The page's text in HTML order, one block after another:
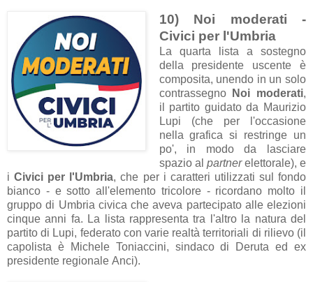
10) Noi moderati -
Civici per l'Umbria
La quarta lista a sostegno
della presidente uscente è
composita, unendo in un solo
contrassegno
Noi moderati,
il partito guidato da Maurizio
Lupi (che per l'occasione
nella grafica si restringe un
po', in modo da lasciare
spazio al partnerelettorale), e
iCivici per l'Umbria, che per i caratteri utilizzati sul fondo
bianco - e sotto all'elemento tricolore - ricordano molto il
gruppo di Umbria civica che aveva partecipato alle elezioni
cinque anni fa. La lista rappresenta tra l'altro la natura del
partito di Lupi, federato con varie realtà territoriali di rilievo (il
capolista è Michele Toniaccini, sindaco di Deruta ed ex
presidente regionale Anci).